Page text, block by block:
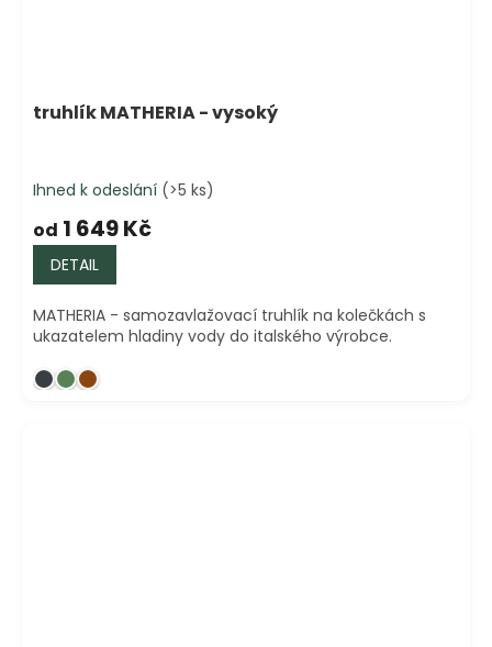
truhlík MATHERIA - vysoký
Ihned k odeslání (>5 ks)
od 1 649 Kč
DETAIL
MATHERIA - samozavlažovací truhlík na kolečkách s
ukazatelem hladiny vody do italského výrobce.